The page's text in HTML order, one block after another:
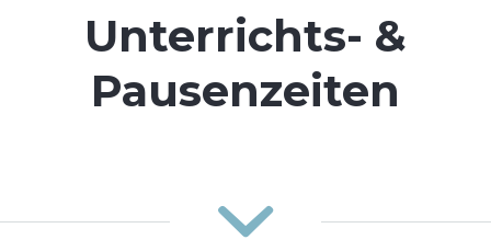
Unterrichts- &
Pausenzeiten